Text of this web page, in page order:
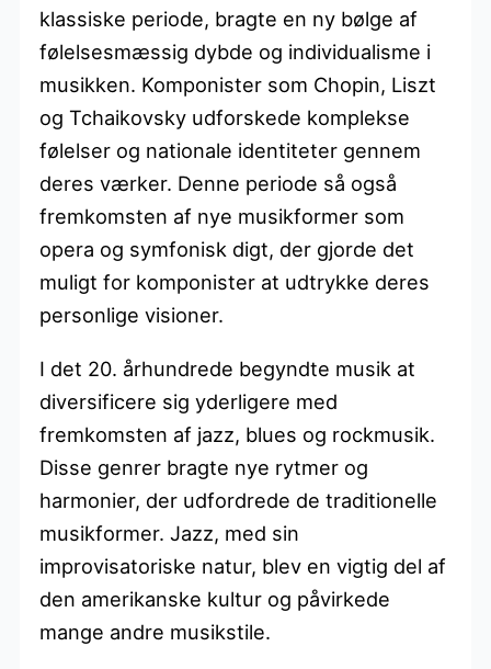
klassiske periode, bragte en ny bølge af
følelsesmæssig dybde og individualisme i
musikken. Komponister som Chopin, Liszt
og Tchaikovsky udforskede komplekse
følelser og nationale identiteter gennem
deres værker. Denne periode så også
fremkomsten af nye musikformer som
opera og symfonisk digt, der gjorde det
muligt for komponister at udtrykke deres
personlige visioner.
I det 20. århundrede begyndte musik at
diversificere sig yderligere med
fremkomsten af jazz, blues og rockmusik.
Disse genrer bragte nye rytmer og
harmonier, der udfordrede de traditionelle
musikformer. Jazz, med sin
improvisatoriske natur, blev en vigtig del af
den amerikanske kultur og påvirkede
mange andre musikstile.